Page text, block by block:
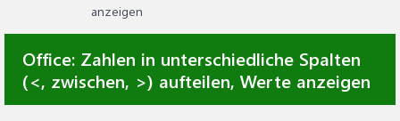
anzeigen
Office: Zahlen in unterschiedliche Spalten
(<, zwischen, >) aufteilen, Werte anzeigen